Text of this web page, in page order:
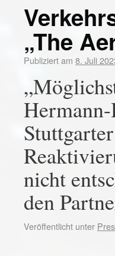
„The
Publiziert am 8. Juli
nicht
den
Veröffentlicht unter